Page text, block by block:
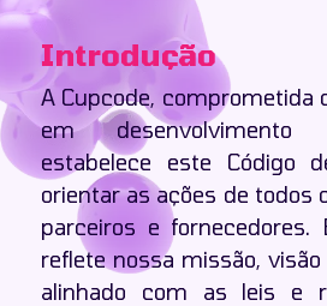
Política Contra Abuso
Política Anticorrupção
Políticas de Cookies
Políticas de Direitos Humanos
Política Antitruste
Política de Ideias Não
Política de Backups
Introdução
A Cupcode, comprometida
em
estabelece este Código
orientar as ações de todos
parceiros e fornecedores.
reflete nossa missão,
alinhado com as leis e